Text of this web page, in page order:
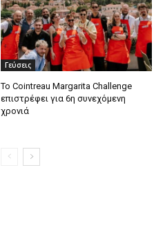
Γεύσεις
Το Cointreau Margarita Challenge
επιστρέφει για 6η συνεχόμενη
χρονιά